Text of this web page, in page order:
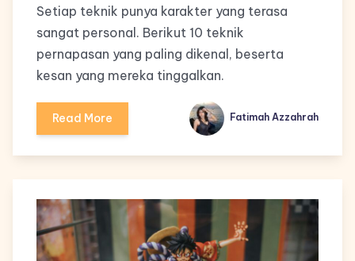
Setiap teknik punya karakter yang terasa
sangat personal. Berikut 10 teknik
pernapasan yang paling dikenal, beserta
kesan yang mereka tinggalkan.
Read More Fatimah Azzahrah